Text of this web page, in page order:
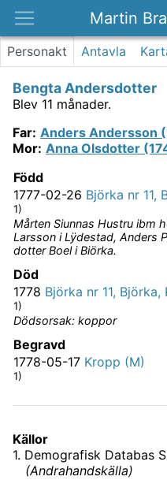
Martin
Platser
Om
Kontakt
Personakt Antavla
Bengta Andersdotter
Blev 11 månader.
Far: Anders Andersson
Mor: Anna Olsdotter
Född
1777-02-26 Björka nr 11,
1)
Mårten Siunnas Hustru ibm
Larsson i Lÿdestad, Anders
dotter Boel i Biörka.
Död
1778 Björka nr 11, Björka,
1)
Dödsorsak: koppor
Begravd
1778-05-17 Kropp (M)
1)
Källor
1. Demografisk Databas
(Andrahandskälla)